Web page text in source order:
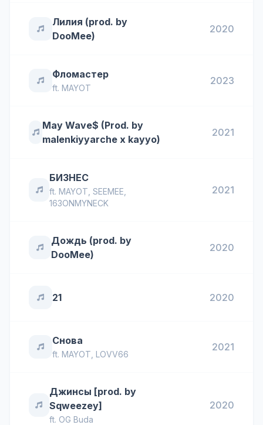
Лилия (prod. by
DooMee)
2020
Фломастер
ft. MAYOT
2023
May Wave$ (Prod. by
malenkiyyarche x kayyo)
2021
БИЗНЕС
ft.MAYOT ,SEEMEE
163ONMYNECK
2021
Дождь (prod. by
DooMee)
2020
21 2020
Снова
ft. MAYOT LOVV66
2021
Джинсы [prod. by
Sqweezey]
ft. OG Buda
2020